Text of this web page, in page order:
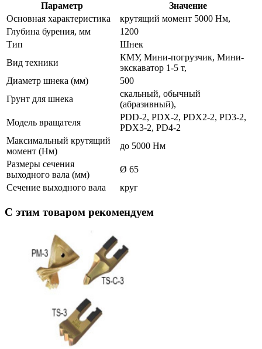
Параметр
Значение
Основная характеристика
крутящий момент 5000 Нм,
Глубина бурения, мм
1200
Тип
Шнек
Вид техники
КМУ, Мини-погрузчик, Мини-
экскаватор 1-5 т,
Диаметр шнека (мм)
500
Грунт для шнека
скальный, обычный
(абразивный),
Модель вращателя
PDD-2, PDX-2, PDX2-2, PD3-2,
PDX3-2, PD4-2
Максимальный крутящий
момент (Нм)
до 5000 Нм
Размеры сечения
выходного вала (мм)
Ø 65
Сечение выходного вала
круг
С этим товаром рекомендуем